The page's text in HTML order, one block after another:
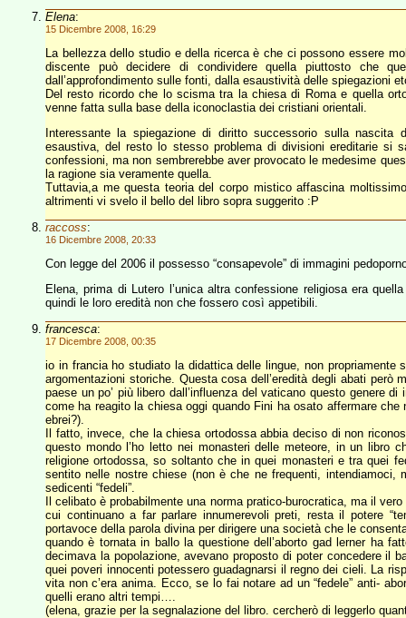
Elena:
15 Dicembre 2008, 16:29
La bellezza dello studio e della ricerca è che ci possono essere
discente può decidere di condividere quella piuttosto che
dall’approfondimento sulle fonti, dalla esaustività delle spiegazioni
Del resto ricordo che lo scisma tra la chiesa di Roma e quella
venne fatta sulla base della iconoclastia dei cristiani orientali.
Interessante la spiegazione di diritto successorio sulla
esaustiva, del resto lo stesso problema di divisioni ereditarie si
confessioni, ma non sembrerebbe aver provocato le medesime
la ragione sia veramente quella.
Tuttavia,a me questa teoria del corpo mistico affascina
altrimenti vi svelo il bello del libro sopra suggerito :P
raccoss:
16 Dicembre 2008, 20:33
Con legge del 2006 il possesso “consapevole” di immagini
Elena, prima di Lutero l’unica altra confessione religiosa era
quindi le loro eredità non che fossero così appetibili.
francesca:
17 Dicembre 2008, 00:35
io in francia ho studiato la didattica delle lingue, non
argomentazioni storiche. Questa cosa dell’eredità degli abati
paese un po’ più libero dall’influenza del vaticano questo genere
come ha reagito la chiesa oggi quando Fini ha osato affermare
ebrei?).
Il fatto, invece, che la chiesa ortodossa abbia deciso di non
questo mondo l’ho letto nei monasteri delle meteore, in un libro
religione ortodossa, so soltanto che in quei monasteri e tra quei
sentito nelle nostre chiese (non è che ne frequenti,
sedicenti “fedeli”.
Il celibato è probabilmente una norma pratico-burocratica, ma il
cui continuano a far parlare innumerevoli preti, resta il potere
portavoce della parola divina per dirigere una società che le
quando è tornata in ballo la questione dell’aborto gad lerner ha
decimava la popolazione, avevano proposto di poter concedere il
quei poveri innocenti potessero guadagnarsi il regno dei cieli. La
vita non c’era anima. Ecco, se lo fai notare ad un “fedele” anti-
quelli erano altri tempi….
(elena, grazie per la segnalazione del libro. cercherò di leggerlo